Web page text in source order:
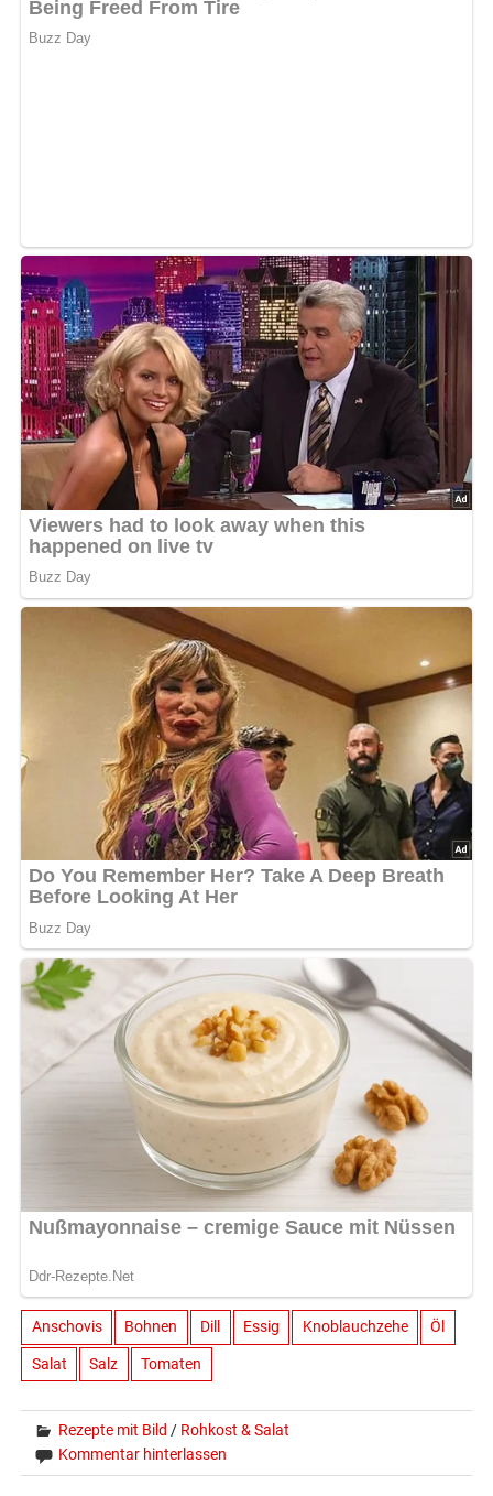
Anschovis Bohnen Dill Essig Knoblauchzehe Öl
Salat Salz Tomaten
Rezepte mit Bild / Rohkost & Salat
Kommentar hinterlassen